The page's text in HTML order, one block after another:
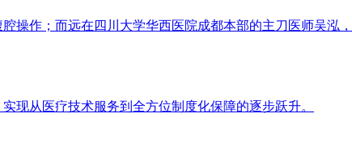
操作；而远在四川大学华西医院成都本部的主刀医师吴泓
现从医疗技术服务到全方位制度化保障的逐步跃升。